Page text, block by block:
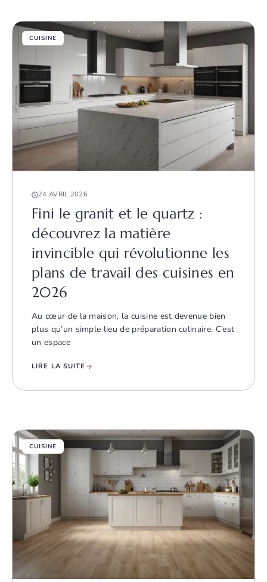
CUISINE
24 AVRIL 2026
Fini le granit et le quartz :
découvrez la matière
invincible qui révolutionne les
plans de travail des cuisines en
2026
Au cœur de la maison, la cuisine est devenue bien
plus qu’un simple lieu de préparation culinaire. C’est
un espace
LIRE LA SUITE
CUISINE